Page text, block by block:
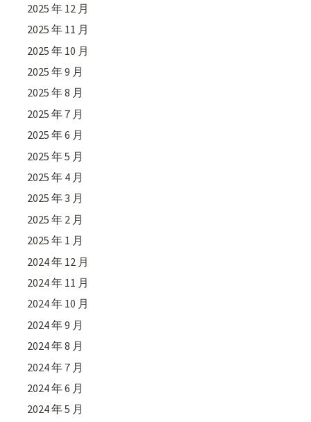
2025 年 12 月
2025 年 11 月
2025 年 10 月
2025 年 9 月
2025 年 8 月
2025 年 7 月
2025 年 6 月
2025 年 5 月
2025 年 4 月
2025 年 3 月
2025 年 2 月
2025 年 1 月
2024 年 12 月
2024 年 11 月
2024 年 10 月
2024 年 9 月
2024 年 8 月
2024 年 7 月
2024 年 6 月
2024 年 5 月